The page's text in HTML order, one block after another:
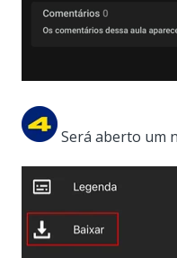
Será aberto um